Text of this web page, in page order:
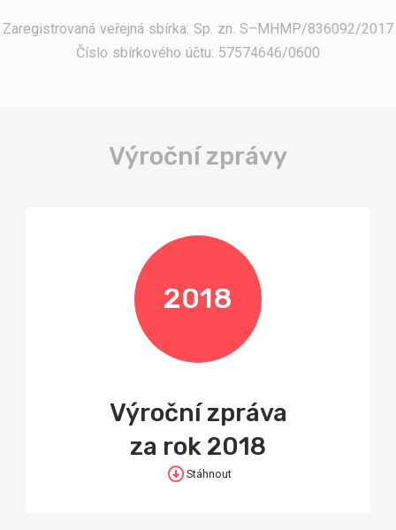
Zaregistrovaná veřejná sbírka: Sp. zn. S–MHMP/836092/2017
Číslo sbírkového účtu: 57574646/0600
Výroční zprávy
2018
Výroční zpráva
za rok 2018
Stáhnout